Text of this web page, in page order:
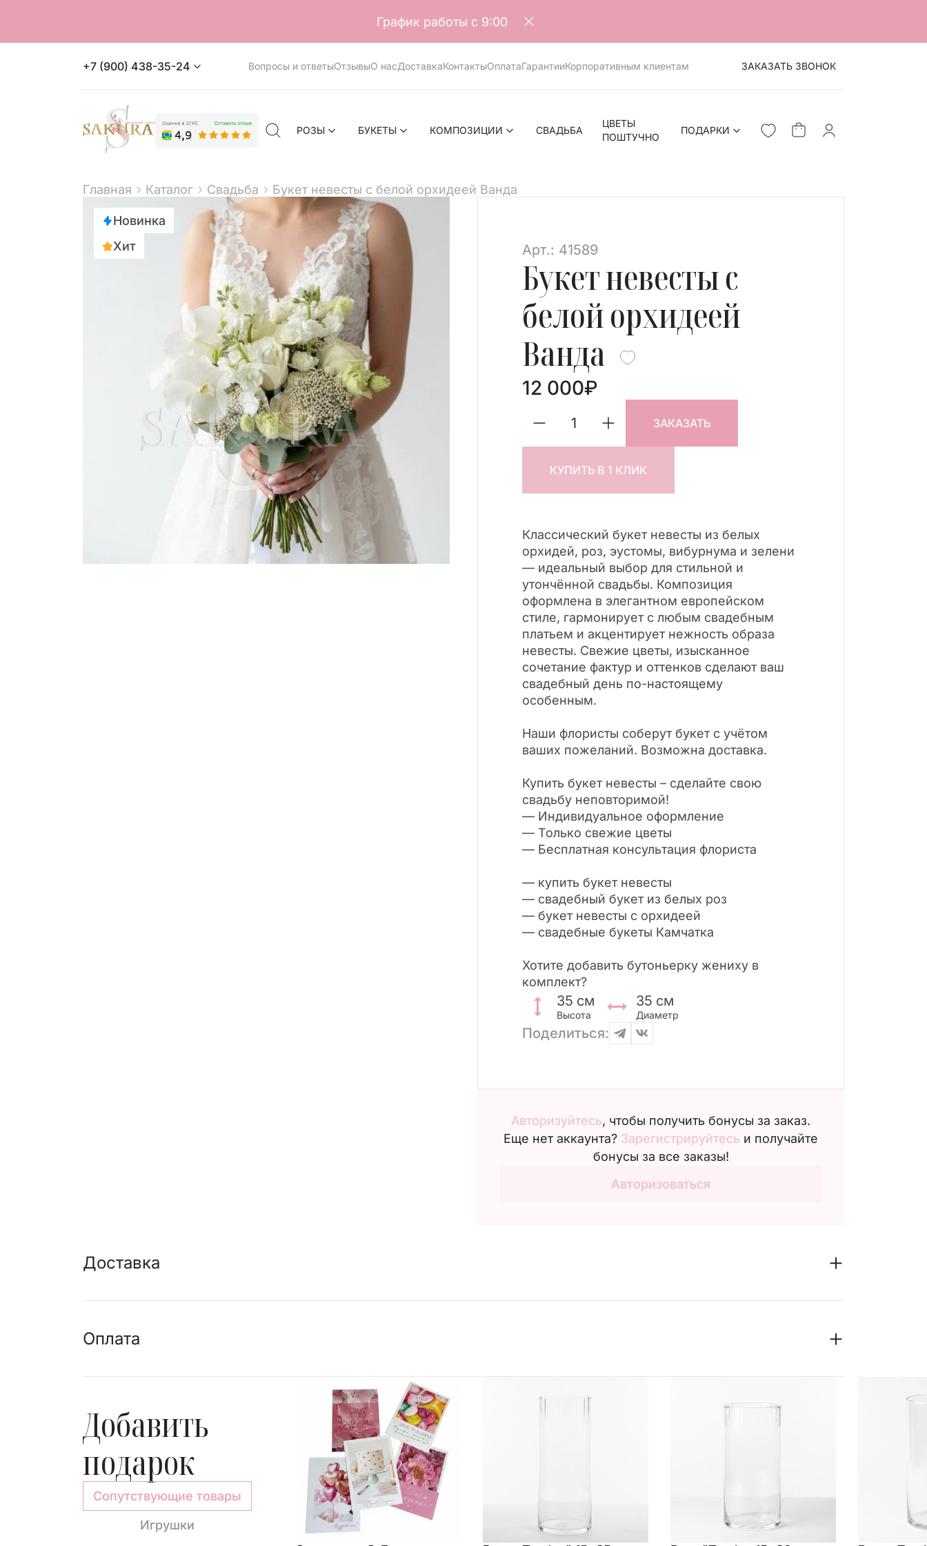
График работы с 9:00
+7 (900) 438-35-24 Вопросы и ответыОтзывыО насДоставкаКонтактыОплатаГарантииКорпоративным клиентам ЗАКАЗАТЬ ЗВОНОК
РОЗЫ БУКЕТЫ КОМПОЗИЦИИ СВАДЬБА
ЦВЕТЫ
ПОШТУЧНО
ПОДАРКИ
Главная Каталог Свадьба Букет невесты с белой орхидеей Ванда
Новинка
Хит
Арт.: 41589
Букет невесты с
белой орхидеей
Ванда
12 000₽
ЗАКАЗАТЬ
КУПИТЬ В 1 КЛИК
Классический букет невесты из белых
орхидей, роз, эустомы, вибурнума и зелени
— идеальный выбор для стильной и
утончённой свадьбы. Композиция
оформлена в элегантном европейском
стиле, гармонирует с любым свадебным
платьем и акцентирует нежность образа
невесты. Свежие цветы, изысканное
сочетание фактур и оттенков сделают ваш
свадебный день по-настоящему
особенным.
Наши флористы соберут букет с учётом
ваших пожеланий. Возможна доставка.
Купить букет невесты – сделайте свою
свадьбу неповторимой!
— Индивидуальное оформление
— Только свежие цветы
— Бесплатная консультация флориста
— купить букет невесты
— свадебный букет из белых роз
— букет невесты с орхидеей
— свадебные букеты Камчатка
Хотите добавить бутоньерку жениху в
комплект?
35 см
Высота
35 см
Диаметр
Поделиться:
Авторизуйтесь, чтобы получить бонусы за заказ.
Еще нет аккаунта? Зарегистрируйтесь и получайте
бонусы за все заказы!
Авторизоваться
Доставка
Оплата
Добавить
подарок
Сопутствующие товары
Игрушки